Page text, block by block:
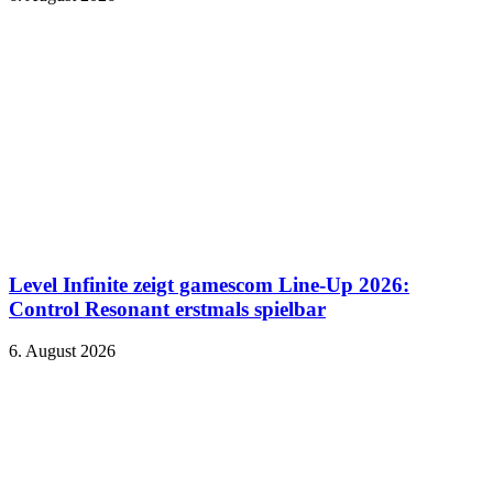
Level Infinite zeigt gamescom Line-Up 2026:
Control Resonant erstmals spielbar
6. August 2026